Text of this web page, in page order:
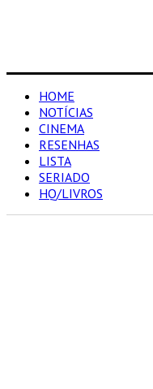
HOME
NOTÍCIAS
CINEMA
RESENHAS
LISTA
SERIADO
HQ/LIVROS